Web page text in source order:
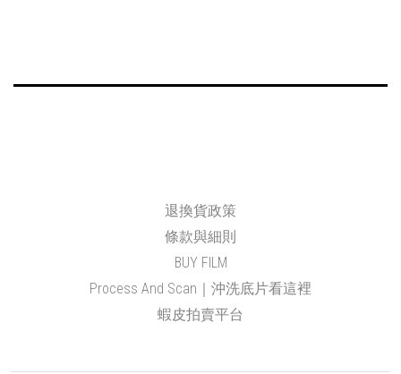
退換貨政策
條款與細則
BUY FILM
Process And Scan｜沖洗底片看這裡
蝦皮拍賣平台